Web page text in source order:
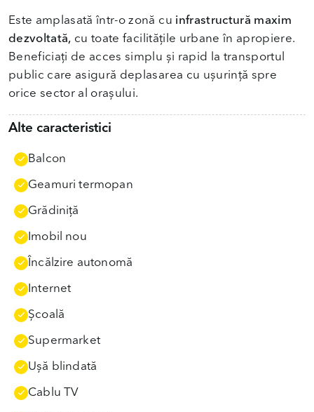
Este amplasată într-o zonă cu infrastructură maxim
dezvoltată, cu toate facilitățile urbane în apropiere.
Beneficiați de acces simplu și rapid la transportul
public care asigură deplasarea cu ușurință spre
orice sector al orașului.
Alte caracteristici
Balcon
Geamuri termopan
Grădiniţă
Imobil nou
Încălzire autonomă
Internet
Școală
Supermarket
Uşă blindată
Cablu TV